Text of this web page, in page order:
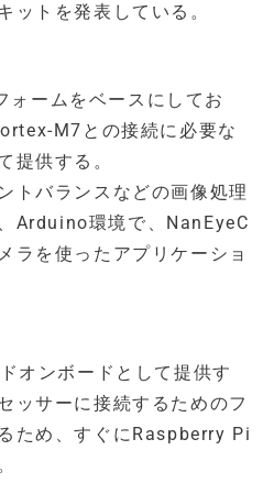
ットを発表している。
ームをベースにしてお
M7との接続に必要な
提供する。
トバランスなどの画像処理
Arduino環境で、NanEyeC
ラを使ったアプリケーショ
オンボードとして提供す
ッサーに接続するためのフ
ため、すぐにRaspberry Pi